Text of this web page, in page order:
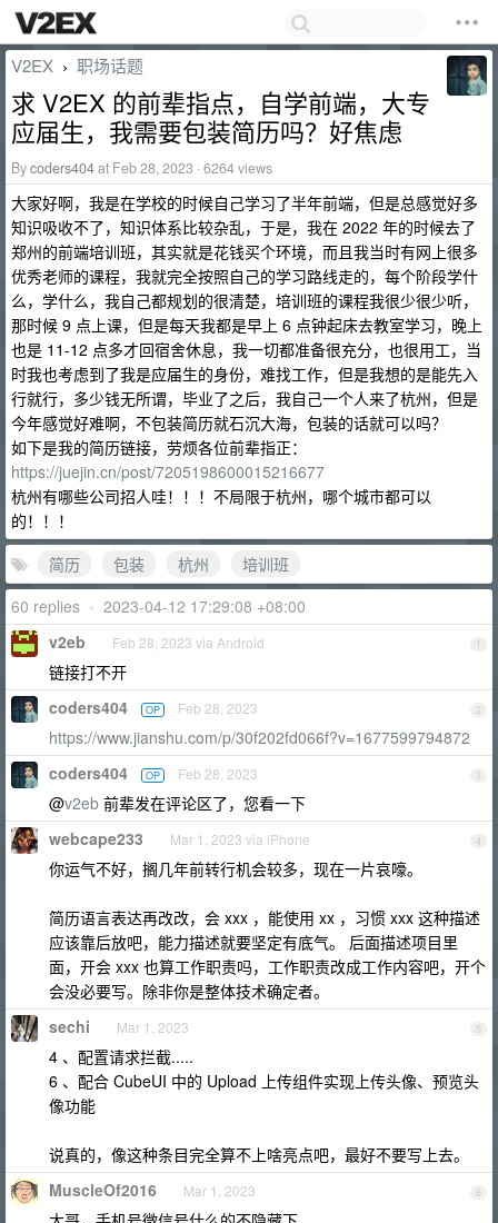
V2EX › 职场话题
求 V2EX 的前辈指点，自学前端，大专
应届生，我需要包装简历吗？好焦虑
Bycoders404at Feb 28, 2023 · 6264 views
大家好啊，我是在学校的时候自己学习了半年前端，但是总感觉好多
知识吸收不了，知识体系比较杂乱，于是，我在 2022 年的时候去了
郑州的前端培训班，其实就是花钱买个环境，而且我当时有网上很多
优秀老师的课程，我就完全按照自己的学习路线走的，每个阶段学什
么，学什么，我自己都规划的很清楚，培训班的课程我很少很少听，
那时候 9 点上课，但是每天我都是早上 6 点钟起床去教室学习，晚上
也是 11-12 点多才回宿舍休息，我一切都准备很充分，也很用工，当
时我也考虑到了我是应届生的身份，难找工作，但是我想的是能先入
行就行，多少钱无所谓，毕业了之后，我自己一个人来了杭州，但是
今年感觉好难啊，不包装简历就石沉大海，包装的话就可以吗？
如下是我的简历链接，劳烦各位前辈指正：
https://juejin.cn/post/7205198600015216677
杭州有哪些公司招人哇！！！不局限于杭州，哪个城市都可以
的！！！
简历
包装 杭州
培训班
60 replies • 2023-04-12 17:29:08 +08:00
1
v2eb Feb 28, 2023 via Android
链接打不开
2
coders404 OP Feb 28, 2023
https://www.jianshu.com/p/30f202fd066f?v=1677599794872
3
coders404 OP Feb 28, 2023
@v2eb 前辈发在评论区了，您看一下
4
webcape233 Mar 1, 2023 via iPhone
你运气不好，搁几年前转行机会较多，现在一片哀嚎。
简历语言表达再改改，会 xxx ，能使用 xx ，习惯 xxx 这种描述
应该靠后放吧，能力描述就要坚定有底气。 后面描述项目里
面，开会 xxx 也算工作职责吗，工作职责改成工作内容吧，开个
会没必要写。除非你是整体技术确定者。
5
sechi Mar 1, 2023
4 、配置请求拦截.....
6 、配合 CubeUI 中的 Upload 上传组件实现上传头像、预览头
像功能
说真的，像这种条目完全算不上啥亮点吧，最好不要写上去。
6
MuscleOf2016 Mar 1, 2023